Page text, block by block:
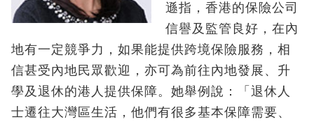
遜指，香港的保險公司
信譽及監管良好，在內
地有一定競爭力，如果能提供跨境保險服務，相
信甚受內地民眾歡迎，亦可為前往內地發展、升
學及退休的港人提供保障。她舉例說：「退休人
士遷往大灣區生活，他們有很多基本保障需要、